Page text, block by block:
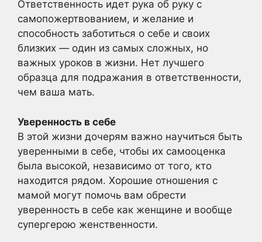
Ответственность идет рука об руку с
самопожертвованием, и желание и
способность заботиться о себе и своих
близких — один из самых сложных, но
важных уроков в жизни. Нет лучшего
образца для подражания в ответственности,
чем ваша мать.
Уверенность в себе
В этой жизни дочерям важно научиться быть
уверенными в себе, чтобы их самооценка
была высокой, независимо от того, кто
находится рядом. Хорошие отношения с
мамой могут помочь вам обрести
уверенность в себе как женщине и вообще
супергерою женственности.